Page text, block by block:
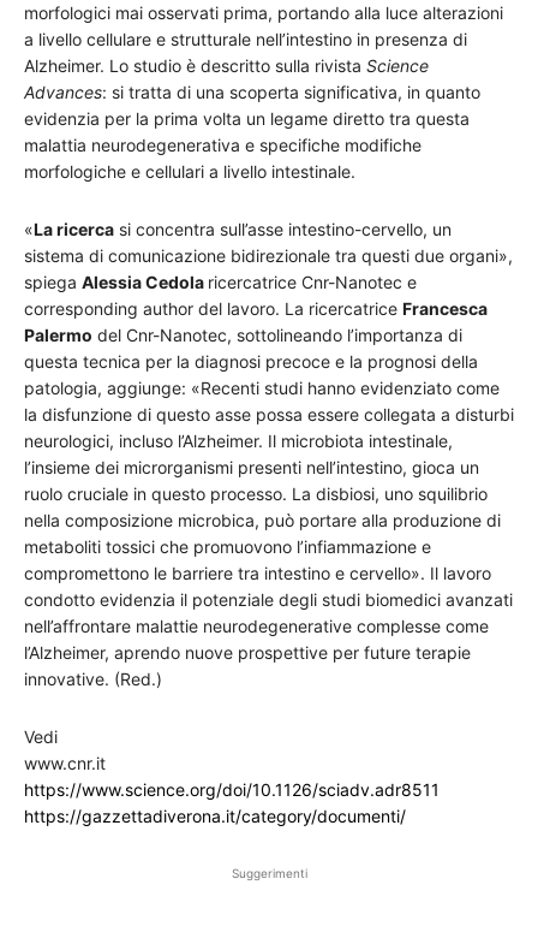
morfologici mai osservati prima, portando alla luce alterazioni
a livello cellulare e strutturale nell’intestino in presenza di
Alzheimer. Lo studio è descritto sulla rivista Science
Advances: si tratta di una scoperta significativa, in quanto
evidenzia per la prima volta un legame diretto tra questa
malattia neurodegenerativa e specifiche modifiche
morfologiche e cellulari a livello intestinale.
«La ricerca si concentra sull’asse intestino-cervello, un
sistema di comunicazione bidirezionale tra questi due organi»,
spiega Alessia Cedola ricercatrice Cnr-Nanotec e
corresponding author del lavoro. La ricercatrice Francesca
Palermo del Cnr-Nanotec, sottolineando l’importanza di
questa tecnica per la diagnosi precoce e la prognosi della
patologia, aggiunge: «Recenti studi hanno evidenziato come
la disfunzione di questo asse possa essere collegata a disturbi
neurologici, incluso l’Alzheimer. Il microbiota intestinale,
l’insieme dei microrganismi presenti nell’intestino, gioca un
ruolo cruciale in questo processo. La disbiosi, uno squilibrio
nella composizione microbica, può portare alla produzione di
metaboliti tossici che promuovono l’infiammazione e
compromettono le barriere tra intestino e cervello». Il lavoro
condotto evidenzia il potenziale degli studi biomedici avanzati
nell’affrontare malattie neurodegenerative complesse come
l’Alzheimer, aprendo nuove prospettive per future terapie
innovative. (Red.)
Vedi
www.cnr.it
https://www.science.org/doi/10.1126/sciadv.adr8511
https://gazzettadiverona.it/category/documenti/
Suggerimenti